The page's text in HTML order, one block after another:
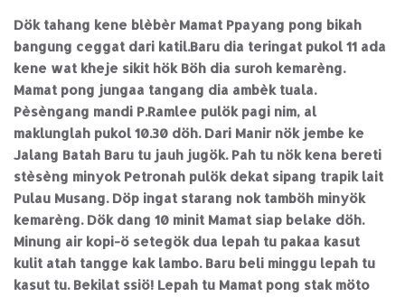
Dök tahang kene blèbèr Mamat Ppayang pong bikah
bangung ceggat dari katil.Baru dia teringat pukol 11 ada
kene wat kheje sikit hök Böh dia suroh kemarèng.
Mamat pong jungaa tangang dia ambèk tuala.
Pèsèngang mandi P.Ramlee pulök pagi nim, al
maklunglah pukol 10.30 döh. Dari Manir nök jembe ke
Jalang Batah Baru tu jauh jugök. Pah tu nök kena bereti
stèsèng minyok Petronah pulök dekat sipang trapik lait
Pulau Musang. Döp ingat starang nok tamböh minyök
kemarèng. Dök dang 10 minit Mamat siap belake döh.
Minung air kopi-ö setegök dua lepah tu pakaa kasut
kulit atah tangge kak lambo. Baru beli minggu lepah tu
kasut tu. Bekilat ssiö! Lepah tu Mamat pong stak möto